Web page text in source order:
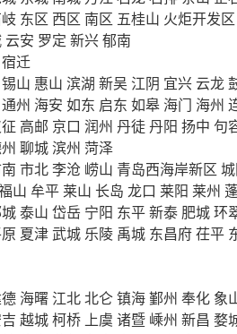
东区 西区 南区 五桂山 火炬开发区
云安 罗定 新兴郁南
宿迁
锡山 惠山 滨湖 新吴 江阴 宜兴 云龙
通州 海安 如东 启东 如皋 海门 海州
高邮 京口 润州 丹徒丹阳 扬中 句
聊城滨州 菏泽
市北李沧 崂山 青岛西海岸新区
山 牟平 莱山 长岛 龙口 莱阳 莱州
泰山 岱岳 宁阳 东平新泰 肥城环
夏津武城 乐陵 禹城 东昌府茌平
海曙 江北北仑镇海鄞州 奉化 象
越城柯桥 上虞 诸暨 嵊州 新昌 婺